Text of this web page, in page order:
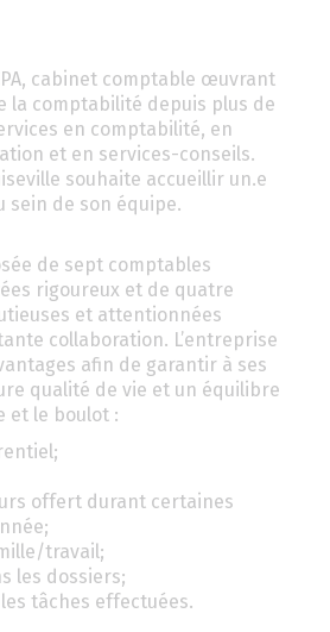
cabinet comptable œuvrant
la comptabilité depuis plus de
en comptabilité, en
et en services-conseils.
souhaite accueillir un.e
sein de son équipe.
de sept comptables
rigoureux et de quatre
et attentionnées
collaboration. L’entreprise
afin de garantir à ses
qualité de vie et un équilibre
et le boulot :
offert durant certaines
travail;
les dossiers;
tâches effectuées.